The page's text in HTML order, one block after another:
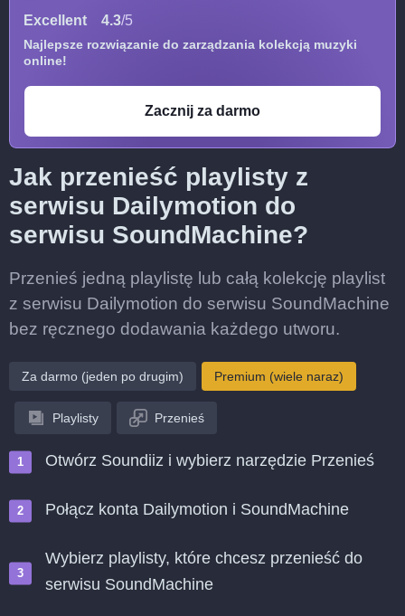
Excellent 4.3/5
Najlepsze rozwiązanie do zarządzania kolekcją muzyki
online!
Zacznij za darmo
Jak przenieść playlisty z
serwisu Dailymotion do
serwisu SoundMachine?
Przenieś jedną playlistę lub całą kolekcję playlist
z serwisu Dailymotion do serwisu SoundMachine
bez ręcznego dodawania każdego utworu.
Za darmo (jeden po drugim) Premium (wiele naraz)
Playlisty Przenieś
Otwórz Soundiiz i wybierz narzędzie Przenieś
Połącz konta Dailymotion i SoundMachine
Wybierz playlisty, które chcesz przenieść do
serwisu SoundMachine